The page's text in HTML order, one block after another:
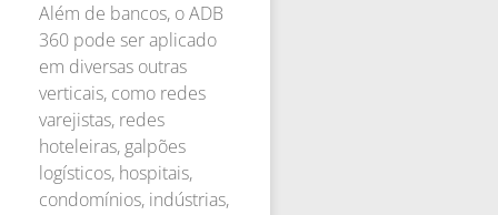
Além de bancos, o ADB
360 pode ser aplicado
em diversas outras
verticais, como redes
varejistas, redes
hoteleiras, galpões
logísticos, hospitais,
condomínios, indústrias,